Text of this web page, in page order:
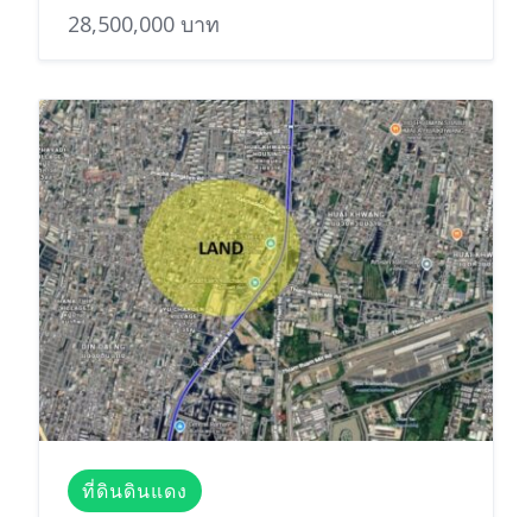
28,500,000 บาท
ที่ดินดินแดง